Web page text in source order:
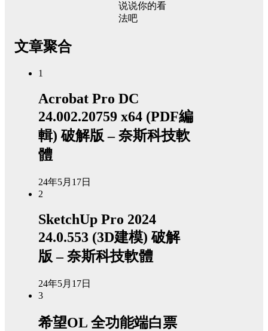
说说你的看
法吧
文章聚合
1
Acrobat Pro DC
24.002.20759 x64 (PDF編
輯) 破解版 – 奈斯科技軟
體
24年5月17日
2
SketchUp Pro 2024
24.0.553 (3D建模) 破解
版 – 奈斯科技軟體
24年5月17日
3
希望OL 全功能端白票